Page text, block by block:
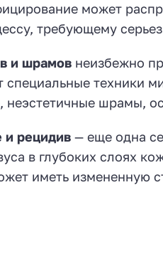
может
требующему
и шрамов неизбежно
специальные техники
неэстетичные шрамы,
и рецидив — еще одна
в глубоких слоях
иметь измененную